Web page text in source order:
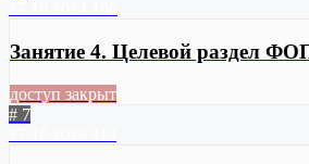
Занятие 4. Целевой раздел
доступ закрыт
# 7